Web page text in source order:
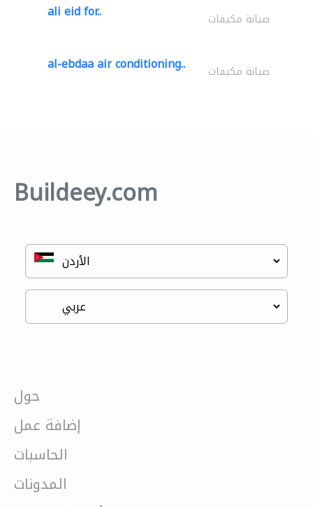
ali eid for.. صيانة مكيفات
al-ebdaa air conditioning.. صيانة مكيفات
Buildeey.com
حول
إضافة عمل
الحاسبات
المدونات